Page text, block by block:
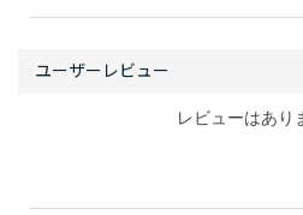
レビューはあり
ほぼ全てのウィンターブーツを
人かの登山者がバッドコンディ
くる中、私たちは文三郎尾根か
ァントムテックに、そしてもう